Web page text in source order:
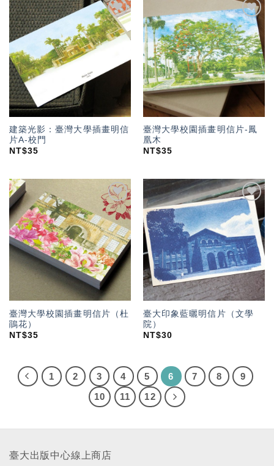
加入
「願
望輕
建築光影：臺灣大學插畫明信
片A-校門
NT$35
加入
「願
望輕
單」
臺灣大學校園插畫明信片-鳳
凰木
NT$35
加入
「願
望輕
單」
臺灣大學校園插畫明信片（杜
鵑花）
NT$35
加入
「願
望輕
單」
臺大印象藍曬明信片（文學
院）
NT$30
1 2 3 4 5 6 7 8
9
10
11 12
臺大出版中心線上商店